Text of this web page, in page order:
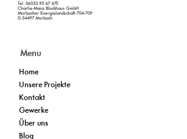
Tel. 06533 95 67 675
Charlie-Manz Blockhaus GmbH
Morbacher Energielandschaft 704-709
D-54497 Morbach
Menu
Home
Unsere Projekte
Kontakt
Gewerke
Über uns
Blog